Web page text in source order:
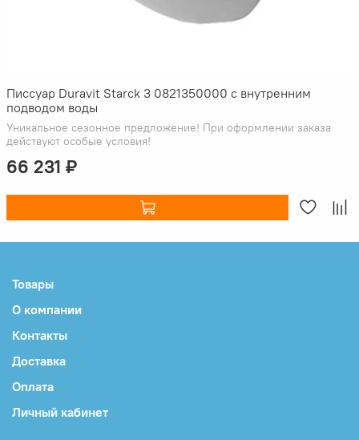
Писсуар Duravit Starck 3 0821350000 с внутренним
подводом воды
Уникальное сезонное предложение! При оформлении заказа
действуют особые условия!
66 231 ₽
Товары
О компании
Контакты
Доставка
Оплата
Личный кабинет